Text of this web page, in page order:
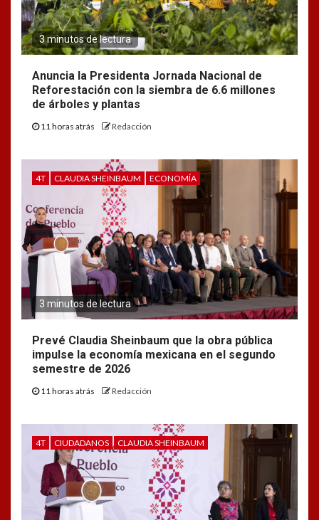
3 minutos de lectura
Anuncia la Presidenta Jornada Nacional de
Reforestación con la siembra de 6.6 millones
de árboles y plantas
11 horas atrás Redacción
4T CLAUDIA SHEINBAUM ECONOMÍA
3 minutos de lectura
Prevé Claudia Sheinbaum que la obra pública
impulse la economía mexicana en el segundo
semestre de 2026
11 horas atrás Redacción
4T CIUDADANOS CLAUDIA SHEINBAUM